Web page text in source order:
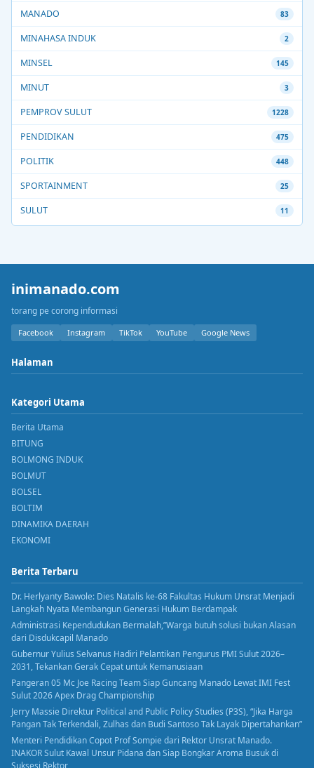
MANADO 83
MINAHASA INDUK 2
MINSEL 145
MINUT 3
PEMPROV SULUT 1228
PENDIDIKAN 475
POLITIK 448
SPORTAINMENT 25
SULUT 11
inimanado.com
torang pe corong informasi
Facebook Instagram TikTok YouTube Google News
Halaman
Kategori Utama
Berita Utama
BITUNG
BOLMONG INDUK
BOLMUT
BOLSEL
BOLTIM
DINAMIKA DAERAH
EKONOMI
Berita Terbaru
Dr. Herlyanty Bawole: Dies Natalis ke-68 Fakultas Hukum Unsrat Menjadi
Langkah Nyata Membangun Generasi Hukum Berdampak
Administrasi Kependudukan Bermalah,”Warga butuh solusi bukan Alasan
dari Disdukcapil Manado
Gubernur Yulius Selvanus Hadiri Pelantikan Pengurus PMI Sulut 2026–
2031, Tekankan Gerak Cepat untuk Kemanusiaan
Pangeran 05 Mc Joe Racing Team Siap Guncang Manado Lewat IMI Fest
Sulut 2026 Apex Drag Championship
Jerry Massie Direktur Political and Public Policy Studies (P3S), “Jika Harga
Pangan Tak Terkendali, Zulhas dan Budi Santoso Tak Layak Dipertahankan”
Menteri Pendidikan Copot Prof Sompie dari Rektor Unsrat Manado.
INAKOR Sulut Kawal Unsur Pidana dan Siap Bongkar Aroma Busuk di
Suksesi Rektor